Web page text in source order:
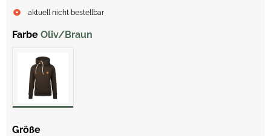
aktuell nicht bestellbar
Farbe Oliv/Braun
Größe